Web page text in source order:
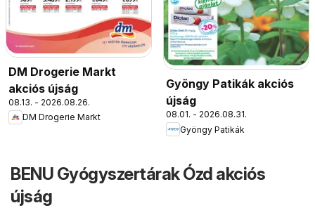
DM Drogerie Markt
akciós újság
08.13. - 2026.08.26.
DM Drogerie Markt
Gyöngy Patikák akciós
újság
08.01. - 2026.08.31.
Gyöngy Patikák
BENU Gyógyszertárak Ózd akciós
újság